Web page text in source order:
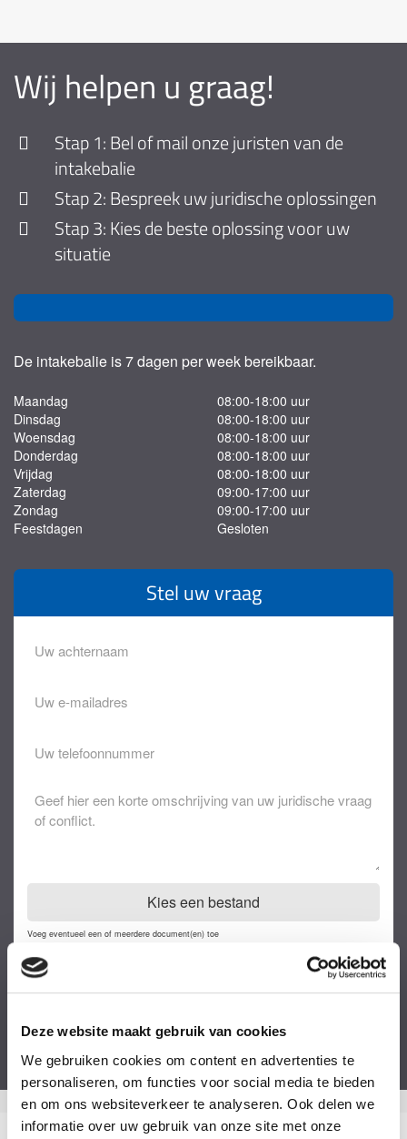
Deze website maakt gebruik van cookies
We gebruiken cookies om content en advertenties te
personaliseren, om functies voor social media te bieden
en om ons websiteverkeer te analyseren. Ook delen we
informatie over uw gebruik van onze site met onze
Wij helpen u graag!
Stap 1: Bel of mail onze juristen van de
intakebalie
Stap 2: Bespreek uw juridische oplossingen
Stap 3: Kies de beste oplossing voor uw
situatie
De intakebalie is 7 dagen per week bereikbaar.
Maandag
Dinsdag
Woensdag
Donderdag
08:00-18:00 uur
08:00-18:00 uur
08:00-18:00 uur
08:00-18:00 uur
Vrijdag
Zaterdag
Zondag
Feestdagen
08:00-18:00 uur
09:00-17:00 uur
09:00-17:00 uur
Gesloten
Stel uw vraag
Eventuele
opmerkingen
Kies een bestand
Voeg eventueel een of meerdere document(en) toe
Privacyverklaring
Dit formulier is beveiligd door ReCaptcha van Google. Bekijk de
algemene voorwaarden